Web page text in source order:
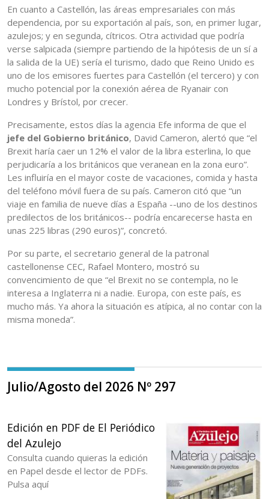
En cuanto a Castellón, las áreas empresariales con más
dependencia, por su exportación al país, son, en primer lugar,
azulejos; y en segunda, cítricos. Otra actividad que podría
verse salpicada (siempre partiendo de la hipótesis de un sí a
la salida de la UE) sería el turismo, dado que Reino Unido es
uno de los emisores fuertes para Castellón (el tercero) y con
mucho potencial por la conexión aérea de Ryanair con
Londres y Brístol, por crecer.
Precisamente, estos días la agencia Efe informa de que el
jefe del Gobierno británico, David Cameron, alertó que “el
Brexit haría caer un 12% el valor de la libra esterlina, lo que
perjudicaría a los británicos que veranean en la zona euro”.
Les influiría en el mayor coste de vacaciones, comida y hasta
del teléfono móvil fuera de su país. Cameron citó que “un
viaje en familia de nueve días a España --uno de los destinos
predilectos de los británicos-- podría encarecerse hasta en
unas 225 libras (290 euros)”, concretó.
Por su parte, el secretario general de la patronal
castellonense CEC, Rafael Montero, mostró su
convencimiento de que “el Brexit no se contempla, no le
interesa a Inglaterra ni a nadie. Europa, con este país, es
mucho más. Ya ahora la situación es atípica, al no contar con la
misma moneda”.
Julio/Agosto del 2026 Nº 297
Edición en PDF de El Periódico
del Azulejo
Consulta cuando quieras la edición
en Papel desde el lector de PDFs.
Pulsa aquí